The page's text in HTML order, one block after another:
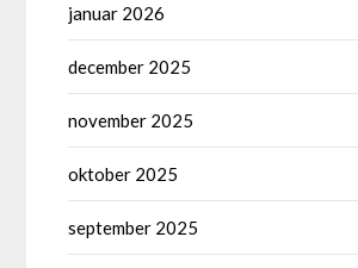
januar 2026
december 2025
november 2025
oktober 2025
september 2025